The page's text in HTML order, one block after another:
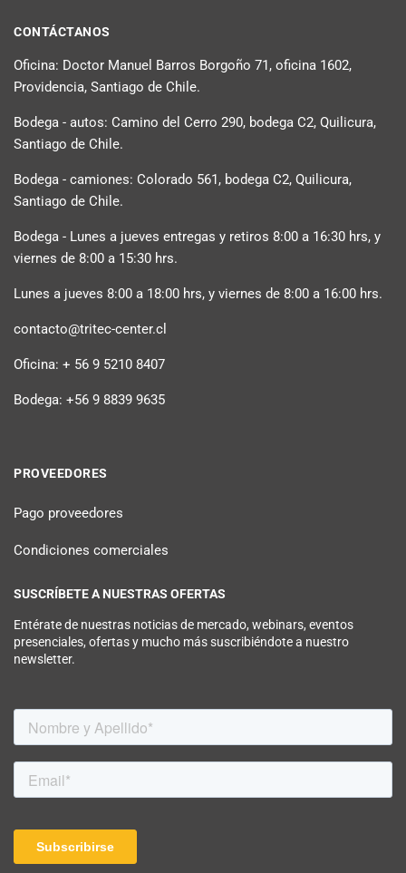
CONTÁCTANOS
Oficina: Doctor Manuel Barros Borgoño 71, oficina 1602,
Providencia, Santiago de Chile.
Bodega - autos: Camino del Cerro 290, bodega C2, Quilicura,
Santiago de Chile.
Bodega - camiones: Colorado 561, bodega C2, Quilicura,
Santiago de Chile.
Bodega - Lunes a jueves entregas y retiros 8:00 a 16:30 hrs, y
viernes de 8:00 a 15:30 hrs.
Lunes a jueves 8:00 a 18:00 hrs, y viernes de 8:00 a 16:00 hrs.
contacto@tritec-center.cl
Oficina: + 56 9 5210 8407
Bodega: +56 9 8839 9635
PROVEEDORES
Pago proveedores
Condiciones comerciales
SUSCRÍBETE A NUESTRAS OFERTAS
Entérate de nuestras noticias de mercado, webinars, eventos
presenciales, ofertas y mucho más suscribiéndote a nuestro
newsletter.